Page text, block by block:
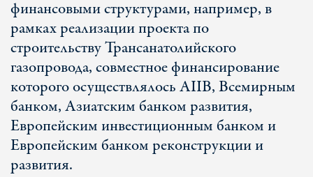
финансовыми структурами, например, в
рамках реализации проекта по
строительству Трансанатолийского
газопровода, совместное финансирование
которого осуществлялось AIIB, Всемирным
банком, Азиатским банком развития,
Европейским инвестиционным банком и
Европейским банком реконструкции и
развития.